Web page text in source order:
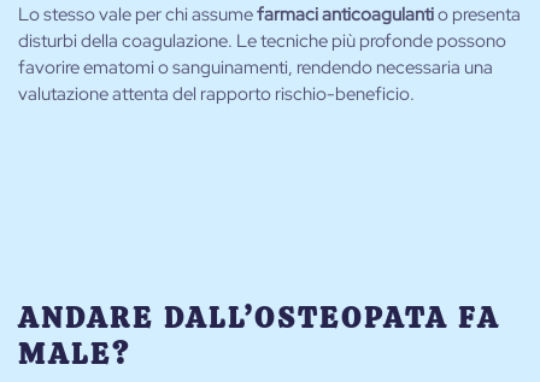
Lo stesso vale per chi assumefarmaci anticoagulantio presenta
disturbi della coagulazione. Le tecniche più profonde possono
favorire ematomi o sanguinamenti, rendendo necessaria una
valutazione attenta del rapporto rischio-beneficio.
ANDARE DALL’OSTEOPATA FA
MALE?